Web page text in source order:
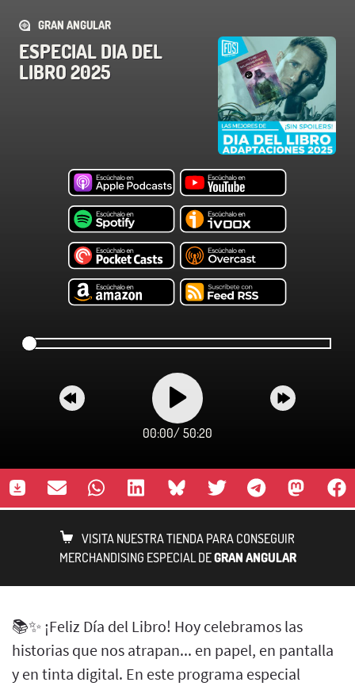
GRAN ANGULAR
ESPECIAL DIA DEL
LIBRO 2025
00:00/ 50:20
VISITA NUESTRA TIENDA PARA CONSEGUIR
MERCHANDISING ESPECIAL DEGRAN ANGULAR
📚✨ ¡Feliz Día del Libro! Hoy celebramos las
historias que nos atrapan... en papel, en pantalla
y en tinta digital. En este programa especial